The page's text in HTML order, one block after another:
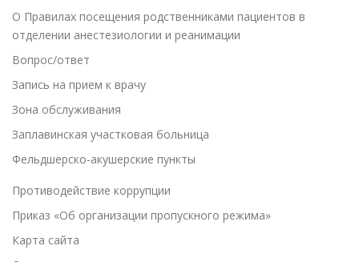
О Правилах посещения родственниками пациентов в
отделении анестезиологии и реанимации
Вопрос/ответ
Запись на прием к врачу
Зона обслуживания
Заплавинская участковая больница
Фельдшерско-акушерские пункты
Противодействие коррупции
Приказ «Об организации пропускного режима»
Карта сайта